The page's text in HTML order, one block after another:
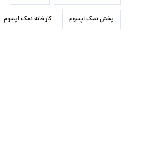
پخش نمک اپسوم کارخانه نمک اپسوم